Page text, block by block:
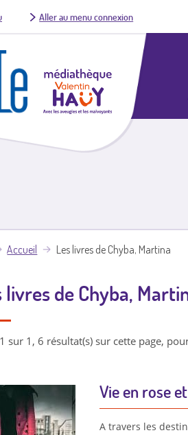
Aller au menu connexion
Accueil Les livres de Chyba, Martina
livres de Chyba,
sur 1, 6 résultat(s) sur cette page,
Vie en rose
A travers les